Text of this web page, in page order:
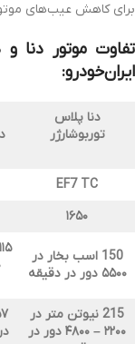
برای کاهش عیب‌های
تفاوت موتور دنا و
ایران‌خودرو:
دنا پلاس
توربوشارژر
EF7 TC
۱۶۵۰
150 اسب بخار در
۵۵۰۰ دور در دقیقه
215 نیوتن متر در
۲۲۰۰ – ۴۸۰۰ دور در